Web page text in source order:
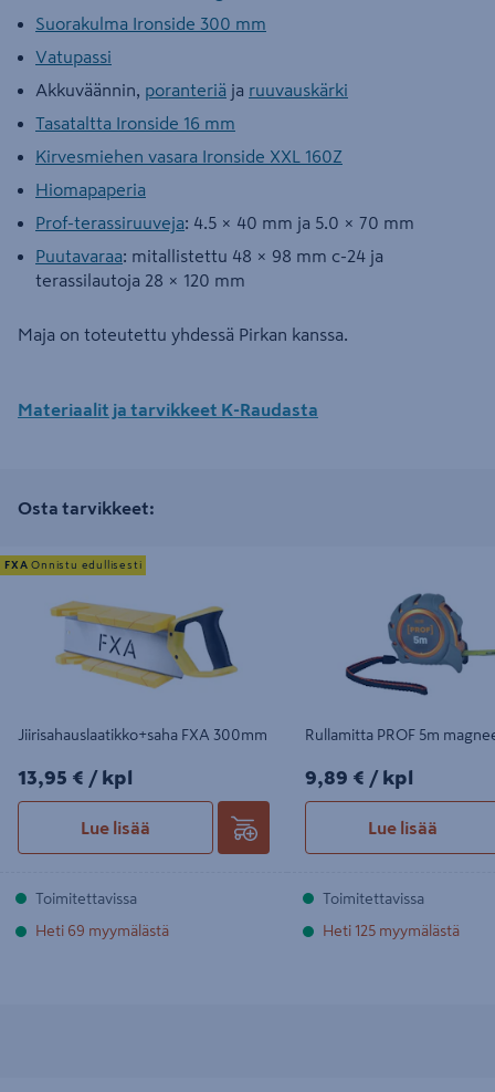
Suorakulma Ironside 300 mm
Vatupassi
Akkuväännin, poranteriä ja ruuvauskärki
Tasataltta Ironside 16 mm
Kirvesmiehen vasara Ironside XXL 160Z
Hiomapaperia
Prof-terassiruuveja: 4.5 × 40 mm ja 5.0 × 70 mm
Puutavaraa: mitallistettu 48 × 98 mm c-24 ja
terassilautoja 28 × 120 mm
Maja on toteutettu yhdessä Pirkan kanssa.
Materiaalit ja tarvikkeet K-Raudasta
Osta tarvikkeet:
Jiirisahauslaatikko+saha FXA 300mm
Jiirisahauslaatikko+saha FXA 300mm
13,95€/kpl
13,95 € / kpl
Lue lisää
FXA Onnistu edullisesti
Toimitettavissa
Heti 69 myymälästä
Rullamitta PROF 5m
9,89€/kpl
9,89 € / kpl
Lue lisää
Toimitettavissa
Heti 125 myymälästä